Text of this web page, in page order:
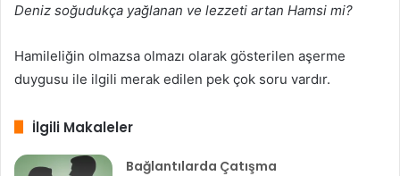
Deniz soğudukça yağlanan ve lezzeti artan Hamsi mi?
Hamileliğin olmazsa olmazı olarak gösterilen aşerme
duygusu ile ilgili merak edilen pek çok soru vardır.
İlgili Makaleler
Bağlantılarda Çatışma